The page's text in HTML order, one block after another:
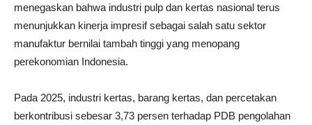
menegaskan bahwa industri pulp dan kertas nasional terus
menunjukkan kinerja impresif sebagai salah satu sektor
manufaktur bernilai tambah tinggi yang menopang
perekonomian Indonesia.
Pada 2025, industri kertas, barang kertas, dan percetakan
berkontribusi sebesar 3,73 persen terhadap PDB pengolahan